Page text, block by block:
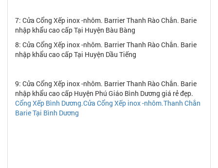
7: Cửa Cổng Xếp inox -nhôm. Barrier Thanh Rào Chắn. Barie
nhập khẩu cao cấp Tại Huyện Bàu Bàng
8: Cửa Cổng Xếp inox -nhôm. Barrier Thanh Rào Chắn. Barie
nhập khẩu cao cấp Tại Huyện Dầu Tiếng
9: Cửa Cổng Xếp inox -nhôm. Barrier Thanh Rào Chắn. Barie
nhập khẩu cao cấp Huyện Phú Giáo Bình Dương giá rẻ đẹp.
Cổng Xếp Bình Dương.Cửa Cổng Xếp inox -nhôm.Thanh Chắn
Barie Tại Bình Dương